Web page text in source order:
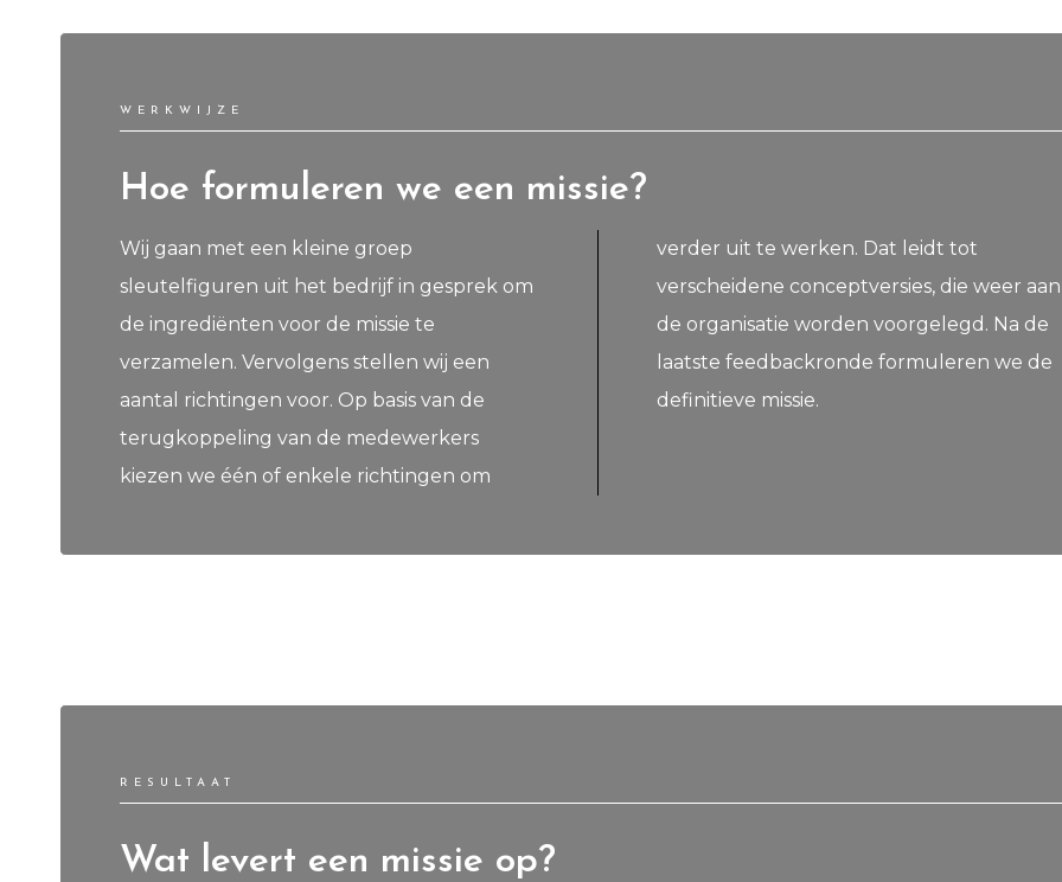
WERKWIJZE
Hoe formuleren we een missie?
Wij gaan met een kleine groep
sleutelfiguren uit het bedrijf in gesprek om
de ingrediënten voor de missie te
verzamelen. Vervolgens stellen wij een
aantal richtingen voor. Op basis van de
terugkoppeling van de medewerkers
kiezen we één of enkele richtingen om
verder uit te werken. Dat leidt tot
verscheidene conceptversies, die weer aan
de organisatie worden voorgelegd. Na de
laatste feedbackronde formuleren we de
definitieve missie.
RESULTAAT
Wat levert een missie op?